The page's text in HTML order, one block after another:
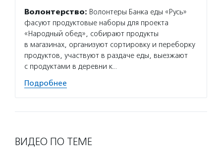
Волонтерство: Волонтеры Банка еды «Русь»
фасуют продуктовые наборы для проекта
«Народный обед», собирают продукты
в магазинах, организуют сортировку и переборку
продуктов, участвуют в раздаче еды, выезжают
с продуктами в деревни к…
Подробнее
ВИДЕО ПО ТЕМЕ